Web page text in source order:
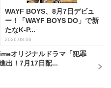
WAYF BOYS、8月7日デビュ
ー！「WAYF BOYS DO」で新
たなK-P...
2026.08.06
オリジナルドラマ「犯罪
出！7月17日配...